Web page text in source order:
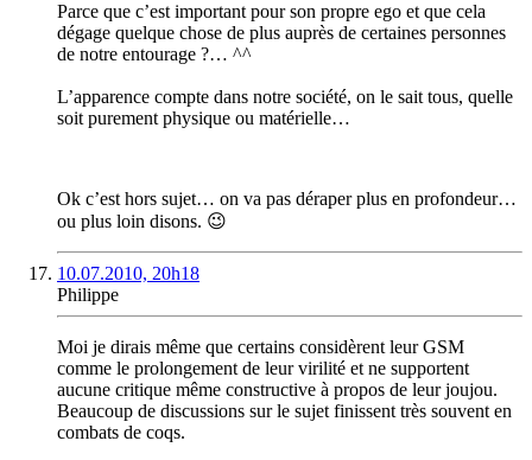
Parce que c’est important pour son propre ego et que cela
dégage quelque chose de plus auprès de certaines personnes
de notre entourage ?… ^^
L’apparence compte dans notre société, on le sait tous, quelle
soit purement physique ou matérielle…
Ok c’est hors sujet… on va pas déraper plus en profondeur…
ou plus loin disons. 😉
10.07.2010, 20h18
Philippe
Moi je dirais même que certains considèrent leur GSM
comme le prolongement de leur virilité et ne supportent
aucune critique même constructive à propos de leur joujou.
Beaucoup de discussions sur le sujet finissent très souvent en
combats de coqs.